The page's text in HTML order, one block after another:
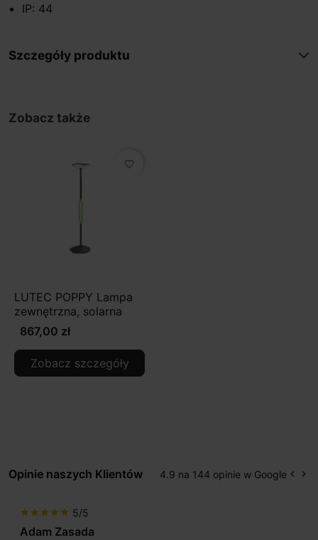
IP: 44
Szczegóły produktu
Zobacz także
favorite_border
LUTEC POPPY Lampa
zewnętrzna, solarna
867,00 zł
Zobacz szczegóły
Opinie naszych Klientów 4.9 na 144 opinie w Google keyboard_arrow_left keyboard_arrow_right
star star star star star 5/5
Adam Zasada